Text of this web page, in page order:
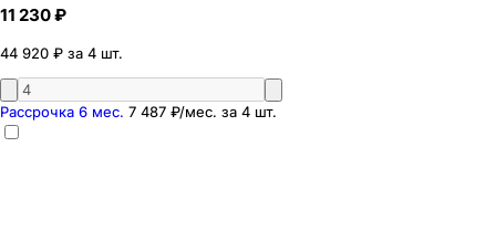
11 230 ₽
44 920 ₽ за 4 шт.
Рассрочка 6 мес. 7 487 ₽/мес. за 4 шт.